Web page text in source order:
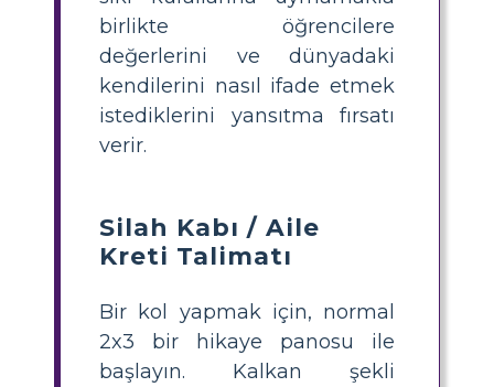
birlikte öğrencilere
değerlerini ve dünyadaki
kendilerini nasıl ifade etmek
istediklerini yansıtma fırsatı
verir.
Silah Kabı / Aile
Kreti Talimatı
Bir kol yapmak için, normal
2x3 bir hikaye panosu ile
başlayın. Kalkan şekli